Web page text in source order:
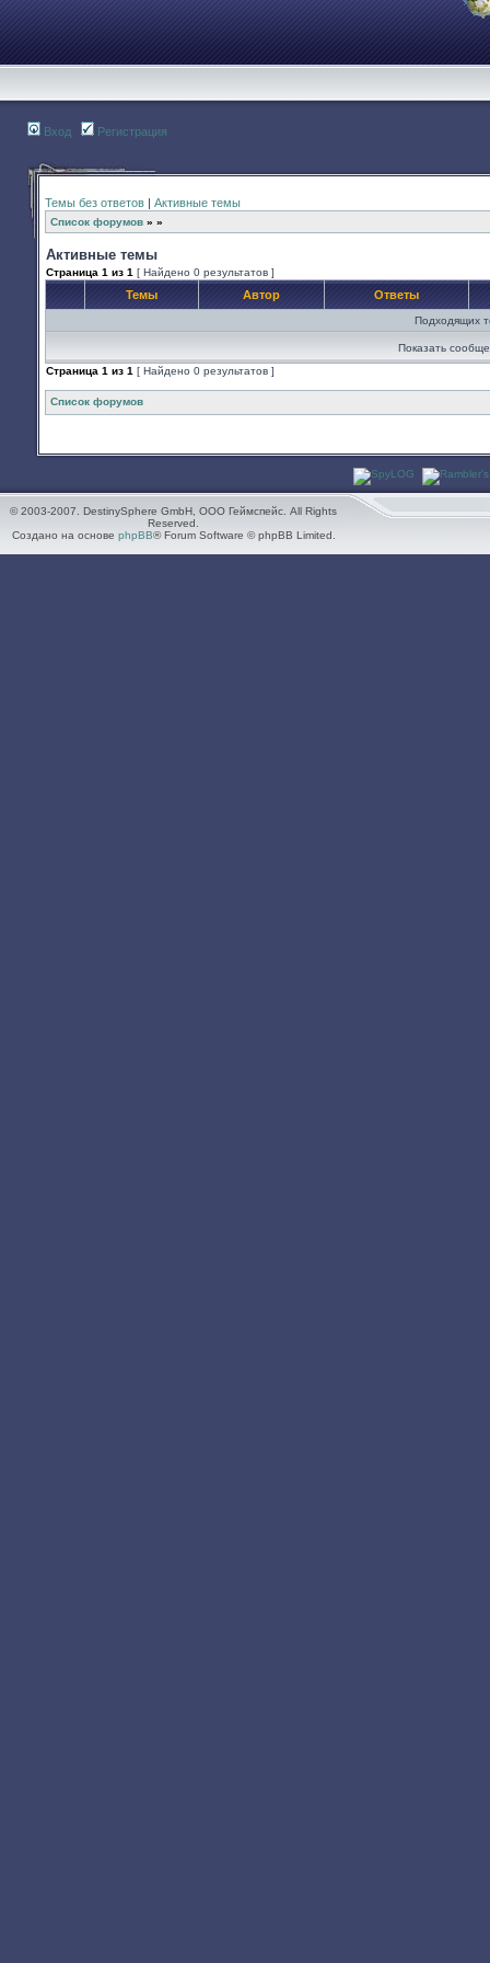
Вход Регистрация
Темы без ответов | Активные темы
Список форумов » »
Активные темы
Страница 1 из 1 [ Найдено 0 результатов ]
Темы Автор Ответы
Подходящих
Показать
Страница 1 из 1 [ Найдено 0 результатов ]
Список форумов
© 2003-2007. DestinySphere GmbH, ООО Геймспейс. All Rights
Reserved.
Создано на основе phpBB® Forum Software © phpBB Limited.